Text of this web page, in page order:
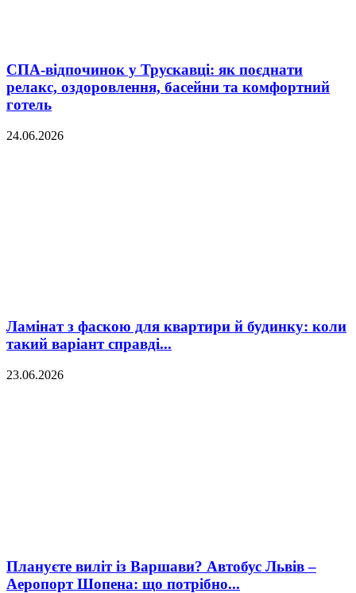
СПА-відпочинок у Трускавці: як поєднати
релакс, оздоровлення, басейни та комфортний
готель
24.06.2026
Ламінат з фаскою для квартири й будинку: коли
такий варіант справді...
23.06.2026
Плануєте виліт із Варшави? Автобус Львів –
Аеропорт Шопена: що потрібно...